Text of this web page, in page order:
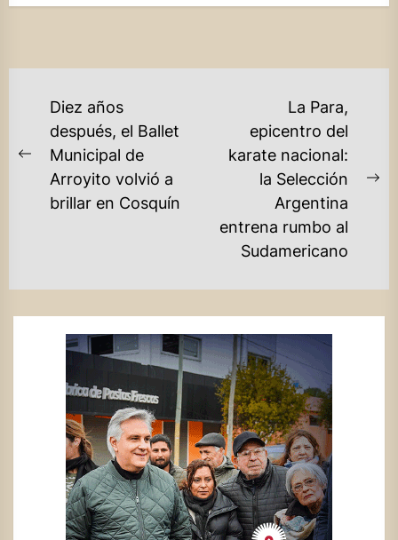
NAVEGACIÓN
ENTRADAS
Previous
post:
Diez años
después, el Ballet
Municipal de
Arroyito volvió a
brillar en Cosquín
La Para,
epicentro del
karate nacional:
la Selección
Argentina
entrena rumbo al
Sudamericano